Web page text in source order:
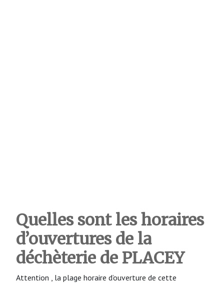
Quelles sont les horaires
d’ouvertures de la
déchèterie de PLACEY
Attention , la plage horaire d’ouverture de cette